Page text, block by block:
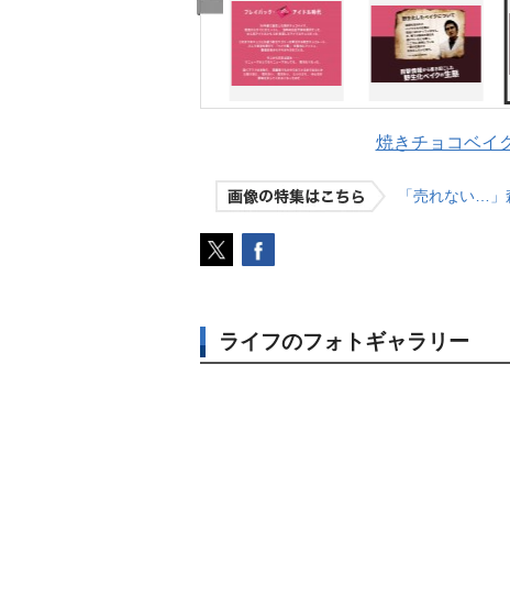
焼きチョコベイ
「売れない…」
ライフのフォトギャラリー